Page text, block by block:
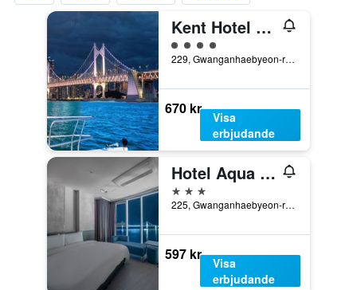
Kent Hotel Gwangalli by Kensington
Klasskategori: 4
229, Gwanganhaebyeon-ro, Suyeong-gu, Pusan, Sydkorea
670 kr
Visa
erbjudande
Hotel Aqua Palace
3 stjärnor
225, Gwanganhaebyeon-ro, Suyeong-gu, Pusan, Sydkorea
597 kr
Visa
erbjudande